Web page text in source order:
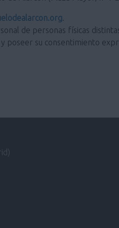
.
de personas físicas
su consentimiento